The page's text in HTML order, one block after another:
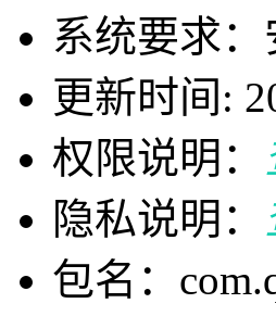
系统要求：
更新时间:
权限说明：
隐私说明：
包名：